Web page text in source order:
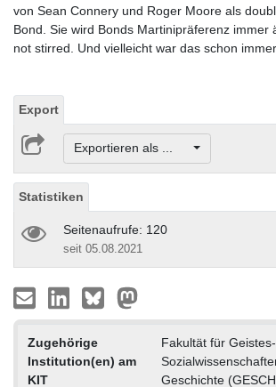
von Sean Connery und Roger Moore als
Bond. Sie wird Bonds Martinipräferenz immer
not stirred. Und vielleicht war das schon
Export
Exportieren als ...
Statistiken
Seitenaufrufe: 120
seit 05.08.2021
Zugehörige
Institution(en) am
KIT
Fakultät für
Geschichte